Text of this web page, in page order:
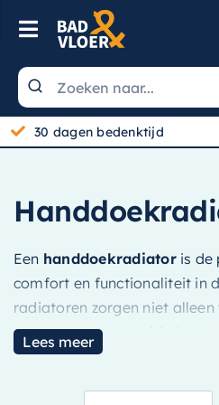
Skip to content
Toggle Navigation
Wastafels
Toiletten
Kranen
Douche
Badkamermeubels
Baden
30 dagen bedenktijd
Een handdoekradiatoris de
comfort en functionaliteit in
radiatoren zorgen niet
temperatuur, maar bieden
oplossing om handdoeken te
Lees meer